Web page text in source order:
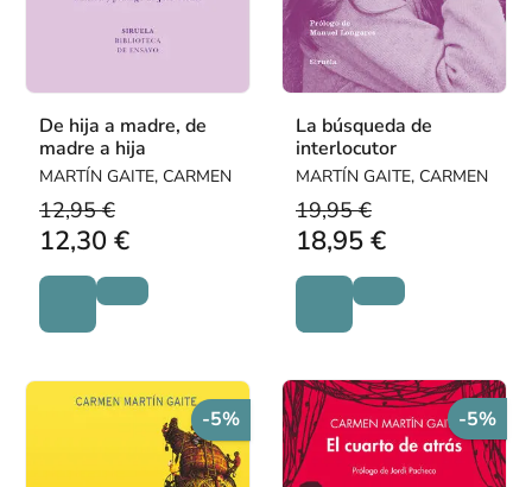
De hija a madre, de
madre a hija
MARTÍN GAITE, CARMEN
12,95 €
12,30 €
La búsqueda de
interlocutor
MARTÍN GAITE, CARMEN
19,95 €
18,95 €
-5% -5%